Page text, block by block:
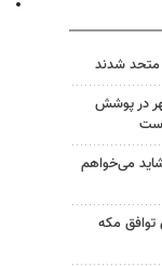
متحد شدند
در پوشش
می‌خواهم
توافق مکه